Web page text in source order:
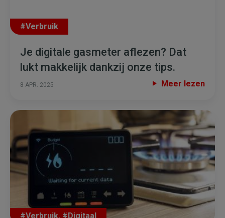
#Verbruik
Je digitale gasmeter aflezen? Dat
lukt makkelijk dankzij onze tips.
8 APR. 2025 Meer lezen
#Verbruik, #Digitaal